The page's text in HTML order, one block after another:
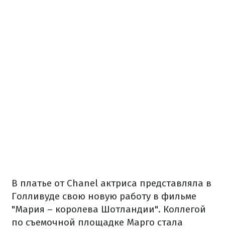
В платье от Chanel актриса представляла в
Голливуде свою новую работу в фильме
"Мария – королева Шотландии". Коллегой
по съемочной площадке Марго стала